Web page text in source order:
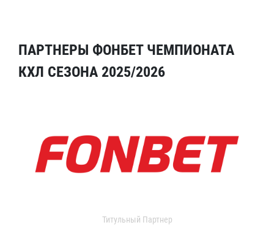
ПАРТНЕРЫ ФОНБЕТ ЧЕМПИОНАТА
КХЛ СЕЗОНА 2025/2026
Титульный Партнер